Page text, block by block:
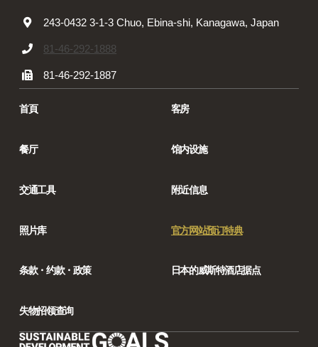
243-0432 3-1-3 Chuo, Ebina-shi, Kanagawa, Japan
81-46-292-1888
81-46-292-1887
首頁 客房
餐厅 馆内设施
交通工具 附近信息
照片库 官方网站预订特典
条款・约款・政策 日本的威斯特酒店据点
失物招领查询